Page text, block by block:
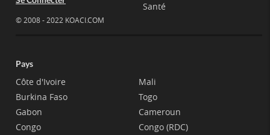
© 2008 - 2022 KOACI.COM
Santé
Pays
Côte d'Ivoire
Burkina Faso
Gabon
Congo
Mali
Togo
Cameroun
Congo (RDC)